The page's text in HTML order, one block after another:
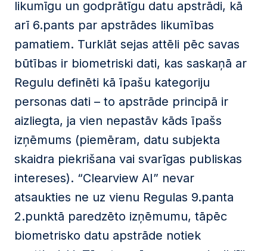
likumīgu un godprātīgu datu apstrādi, kā
arī 6.pants par apstrādes likumības
pamatiem. Turklāt sejas attēli pēc savas
būtības ir biometriski dati, kas saskaņā ar
Regulu definēti kā īpašu kategoriju
personas dati – to apstrāde principā ir
aizliegta, ja vien nepastāv kāds īpašs
izņēmums (piemēram, datu subjekta
skaidra piekrišana vai svarīgas publiskas
intereses). “Clearview AI” nevar
atsaukties ne uz vienu Regulas 9.panta
2.punktā paredzēto izņēmumu, tāpēc
biometrisko datu apstrāde notiek